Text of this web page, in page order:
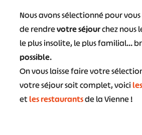
Nous avons sélectionné pour
de rendrevotre séjourchez nous
le plus insolite, le plus familial…
possible.
On vous laisse faire votre
votre séjour soit complet, voici
etles restaurantsde la Vienne !